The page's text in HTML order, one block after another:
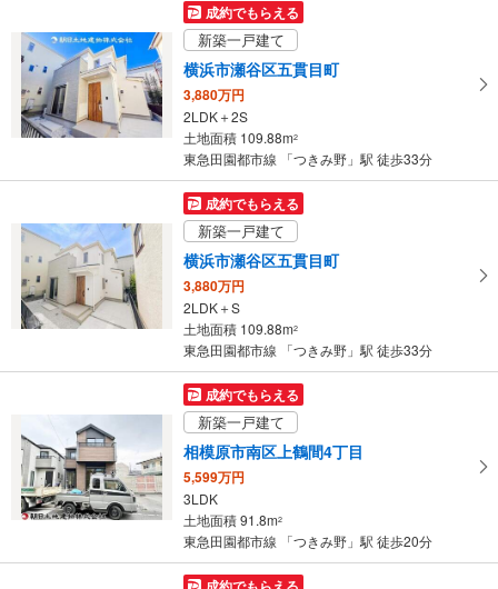
け
取
る
・
条
イ
ペ
ジ
に
存
成約でもらえる
新築一戸建て
横浜市瀬谷区五貫目町
3,880万円
2LDK＋2S
土地面積 109.88m2
東急田園都市線 「つきみ野」駅 徒歩33分
成約でもらえる
新築一戸建て
横浜市瀬谷区五貫目町
3,880万円
2LDK＋S
土地面積 109.88m2
東急田園都市線 「つきみ野」駅 徒歩33分
成約でもらえる
新築一戸建て
相模原市南区上鶴間4丁目
5,599万円
3LDK
土地面積 91.8m2
東急田園都市線 「つきみ野」駅 徒歩20分